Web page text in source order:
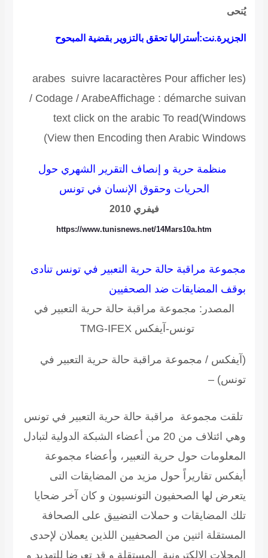
يُنحى
الجزيرة.نت:أستراليا تحقق بالتزوير بقضية المبحوح
(
Pourafficher les
caractères
arabes suivre la
démarche suivan
:
Affichage
/ Codage /Arabe
Windows
)
To read
arabic
text click on the
View then Encoding then Arabic Windows
)
منظمة حرية و إنصاف التقرير الشهري حول
الحريات وحقوق الإنسان في تونس
فيفري 2010
https://www.tunisnews.net/14Mars10a.htm
مجموعة مراقبة حالة حرية التعبير في تونس تنادى
بوقف المضايقات ضد الصحفيين
المصدر: مجموعة مراقبة حالة حرية التعبير في
تونس-آيفكس TMG-IFEX
(آيفكس / مجموعة مراقبة حالة حرية التعبير في
تونس) –
تلقت مجموعة مراقبة حالة حرية التعبير في تونس
وهي ائتلاف من 20 من أعضاء الشبكة الدولية لتبادل
المعلومات حول حرية التعبير، وأعضاء مجموعة
أيفكس تقاريراً حول مزيد من المضايقات التى
يتعرض لها الصحفيون التونسيون و كان آخر ضحايا
تلك المضايقات و حملات التضييق على الصحافة
المستقلة اثنين من الصحفيين اللذين يعملان لإحدى
المجلات الالكترونية المستقلة و قد تعرضا للتهديد و